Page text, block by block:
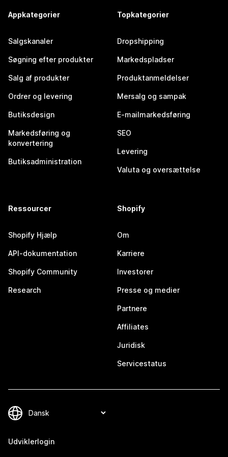
Appkategorier
Salgskanaler
Søgning efter produkter
Salg af produkter
Ordrer og levering
Butiksdesign
Markedsføring og
konvertering
Butiksadministration
Topkategorier
Dropshipping
Markedspladser
Produktanmeldelser
Mersalg og sampak
E-mailmarkedsføring
SEO
Levering
Valuta og oversættelse
Ressourcer
Shopify Hjælp
API-dokumentation
Shopify Community
Research
Shopify
Om
Karriere
Investorer
Presse og medier
Partnere
Affiliates
Juridisk
Servicestatus
Udviklerlogin